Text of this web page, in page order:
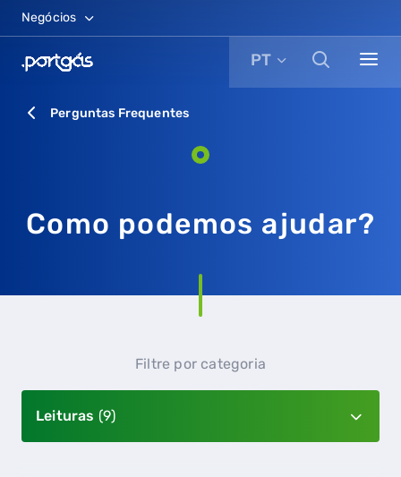
Negócios
PT
Perguntas Frequentes
Como podemos ajudar?
Leituras (9)
Filtre por categoria